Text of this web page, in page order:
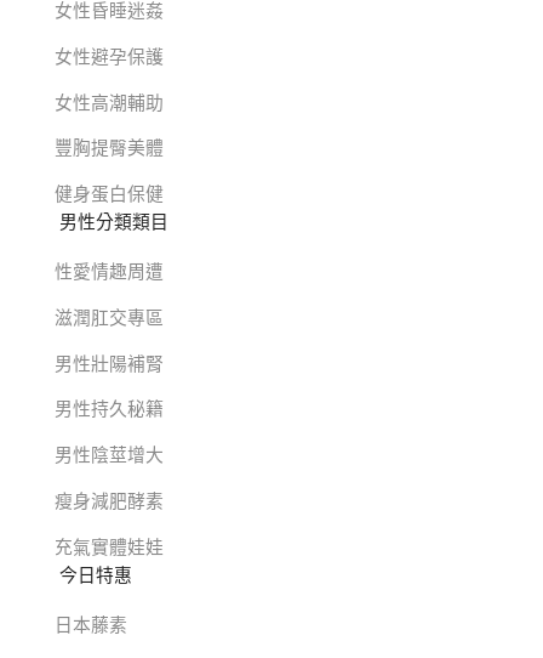
女性昏睡迷姦
女性避孕保護
女性高潮輔助
豐胸提臀美體
健身蛋白保健
男性分類類目
性愛情趣周遭
滋潤肛交專區
男性壯陽補腎
男性持久秘籍
男性陰莖增大
瘦身減肥酵素
充氣實體娃娃
今日特惠
日本藤素